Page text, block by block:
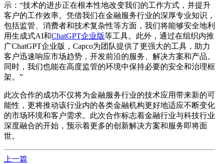
示：“技术的进步正在根本性地改变我们的工作方式，并提升
客户的工作效率。凭借我们在金融服务行业的深厚专业知识，
包括监管、消费者和技术复杂性等方面，我们将能够安全地利
用生成式AI和ChatGPT企业版等工具。此外，通过在组织内推
广ChatGPT企业版，Capco为团队提供了更强大的工具，助力
客户迅速响应市场趋势，开发前沿的服务、解决方案和产品。
同时，我们也能在高度监管的环境中保持必要的安全和治理框
架。”
此次合作的成功不仅将为金融服务行业的技术应用带来新的可
能性，更将推动该行业内的各类金融机构更好地适应不断变化
的市场环境和客户需求。此次合作标志着金融行业与科技行业
深度融合的开始，预示着更多的创新解决方案和服务即将面
世。
上一篇